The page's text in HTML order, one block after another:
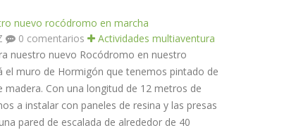
nuevo rocódromo en marcha
0 comentarios
Actividades multiaventura
nuestro nuevo Rocódromo en nuestro
el muro de Hormigón que tenemos pintado de
madera. Con una longitud de 12 metros de
a instalar con paneles de resina y las presas
pared de escalada de alrededor de 40